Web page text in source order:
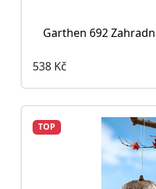
Garthen 692
538 Kč
TOP